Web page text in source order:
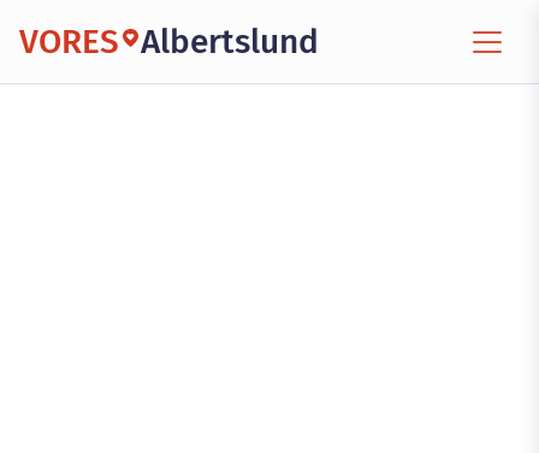
VORES Albertslund